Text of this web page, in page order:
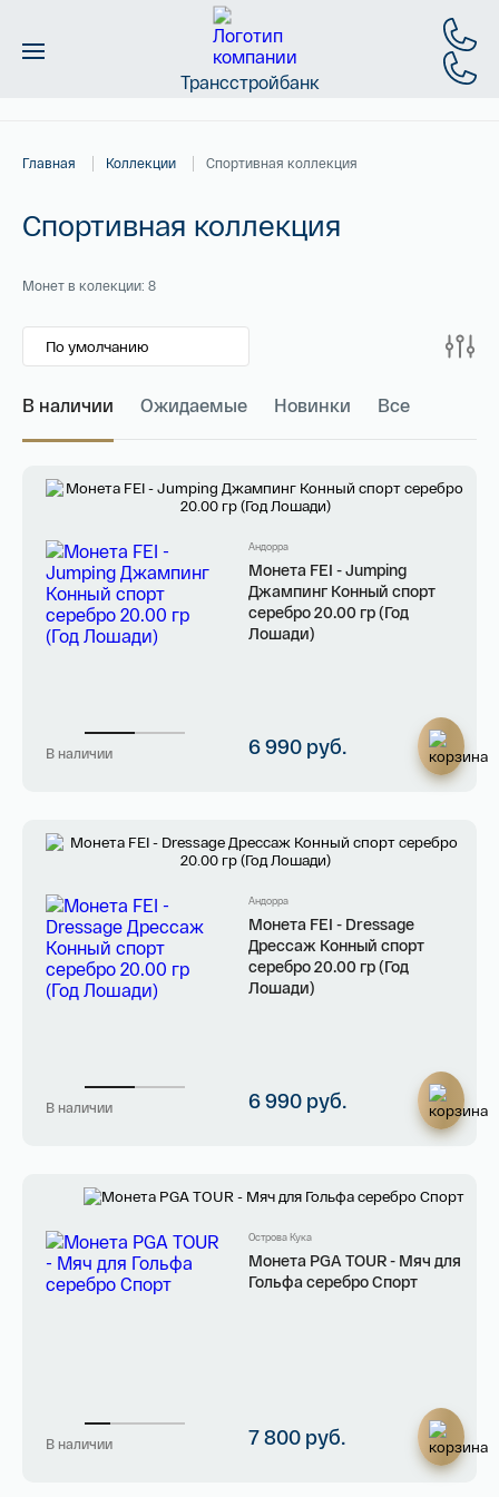
Трансстройбанк
Слитки
Золото
Новинки
Скидки
На связи с 9:00 до 18:00 (понедельник – пятница)
800 50504 76
495 78682 78
coins.shop@tsbnk.ru
Главная Коллекции Спортивная коллекция
Спортивная коллекция
Монет в колекции: 8
В наличии Ожидаемые Новинки Все
В наличии
Андорра
Монета FEI - Jumping
Джампинг Конный спорт
серебро 20.00 гр (Год
Лошади)
6 990 руб.
В наличии
Андорра
Монета FEI - Dressage
Дрессаж Конный спорт
серебро 20.00 гр (Год
Лошади)
6 990 руб.
В наличии
Острова Кука
Монета PGA TOUR - Мяч для
Гольфа серебро Спорт
7 800 руб.
Российская инвестиционная монета
Георгий Победоносец золото 100 рублей
142 000 ₽
Телефон*